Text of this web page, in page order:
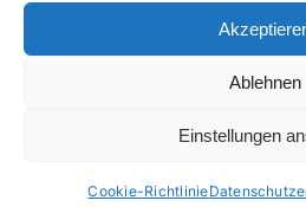
Ablehnen
Einstellungen
Cookie-Richtlinie
Impressum